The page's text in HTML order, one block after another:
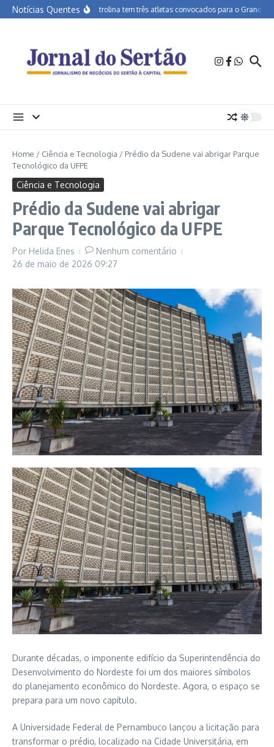
Ir para o conteúdo
Notícias QuentesAPA Petrolina tem três atletas convocados para o Grand Prix
Home / Ciência e Tecnologia / Prédio da Sudene vai abrigar Parque
Tecnológico da UFPE
Ciência e Tecnologia
Prédio da Sudene vai abrigar
Parque Tecnológico da UFPE
Por Helida Enes
Nenhum comentário
26 de maio de 2026 09:27
Durante décadas, o imponente edifício da Superintendência do
Desenvolvimento do Nordeste foi um dos maiores símbolos
do planejamento econômico do Nordeste. Agora, o espaço se
prepara para um novo capítulo.
A Universidade Federal de Pernambuco lançou a licitação para
transformar o prédio, localizado na Cidade Universitária, em